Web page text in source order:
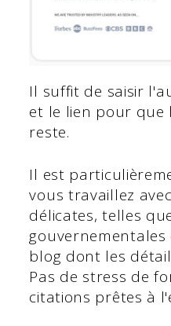
Il suffit de saisir
et le lien pour que
reste.
Il est
vous travaillez
délicates, telles
blog dont les
Pas de stress de
citations prêtes à